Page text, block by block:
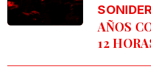
AÑOS
12